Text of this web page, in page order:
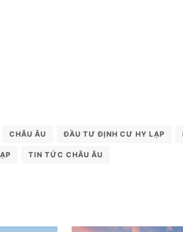
CHÂU ÂU ĐẦU TƯ ĐỊNH CƯ HY LẠP
TIN TỨC CHÂU ÂU